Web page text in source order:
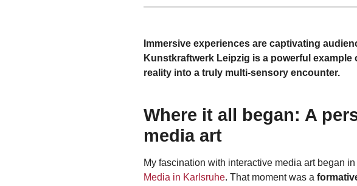
Immersive experiences are captivating
Kunstkraftwerk Leipzig is a powerful
reality into a truly multi-sensory encounter.
Where it all began: A
media art
My fascination with interactive media art began
Media in Karlsruhe. That moment was a